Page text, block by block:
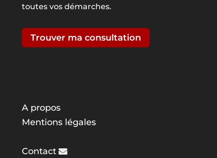
toutes vos démarches.
Trouver ma consultation
A propos
Mentions légales
Contact